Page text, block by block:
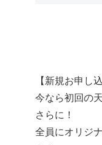
【新規お申し
今なら初回の
さらに！
全員にオリジ